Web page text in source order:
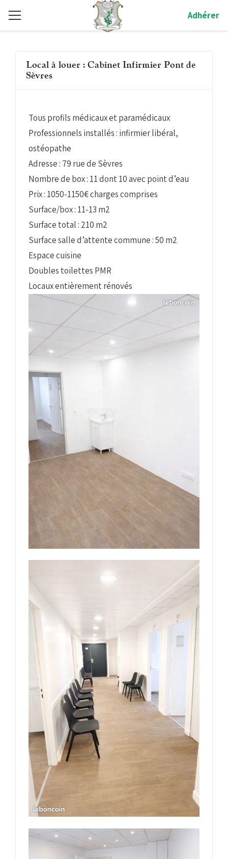
Adhérer
Local à louer : Cabinet Infirmier Pont de
Sèvres
Tous profils médicaux et paramédicaux
Professionnels installés : infirmier libéral,
ostéopathe
Adresse : 79 rue de Sèvres
Nombre de box : 11 dont 10 avec point d’eau
Prix : 1050-1150€ charges comprises
Surface/box : 11-13 m2
Surface total : 210 m2
Surface salle d’attente commune : 50 m2
Espace cuisine
Doubles toilettes PMR
Locaux entièrement rénovés